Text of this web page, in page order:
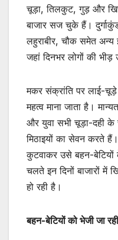
चूड़ा, तिलकुट, गुड़ और
बाजार सज चुके हैं।
लहुराबीर, चौक समेत
जहां दिनभर लोगों की भीड़
मकर संक्रांति पर लाई-चूड़े
महत्व माना जाता है।
और युवा सभी चूड़ा-दही
मिठाइयों का सेवन करते हैं।
कुटवाकर उसे बहन-
चलते इन दिनों बाजारों में
हो रही है।
बहन-बेटियों को भेजी जा